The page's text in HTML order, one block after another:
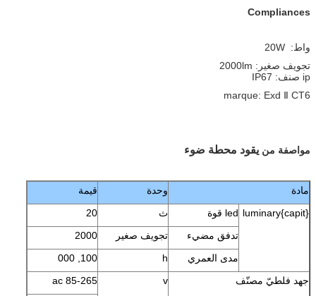
Compliances
واط: 20W
تجويف صغير: 2000lm
ip صنف: IP67
marque: Exd Ⅱ CT6
مواصفة من يقود محطة ضوء
مادة وحدة
قيمة
{capit}luminary
led قوة ث
20
تدفق مضيء
تجويف صغير
2000
مدى العمري
h
100, 000
جهد فلطيّ مصنّف
v
ac 85-265